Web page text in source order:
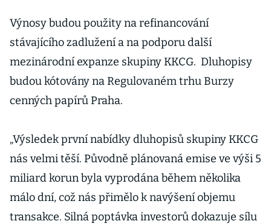
Výnosy budou použity na refinancování
stávajícího zadlužení a na podporu další
mezinárodní expanze skupiny KKCG. Dluhopisy
budou kótovány na Regulovaném trhu Burzy
cenných papírů Praha.
„Výsledek první nabídky dluhopisů skupiny KKCG
nás velmi těší. Původně plánovaná emise ve výši 5
miliard korun byla vyprodána během několika
málo dní, což nás přimělo k navýšení objemu
transakce. Silná poptávka investorů dokazuje sílu